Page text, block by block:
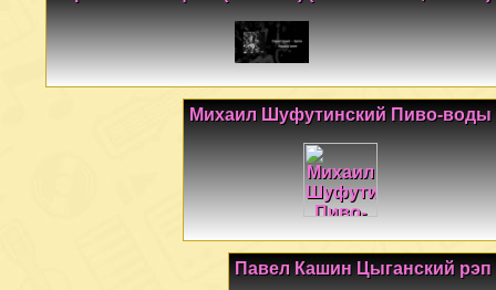
Михаил Шуфутинский Пиво-воды
Павел Кашин Цыганский рэп